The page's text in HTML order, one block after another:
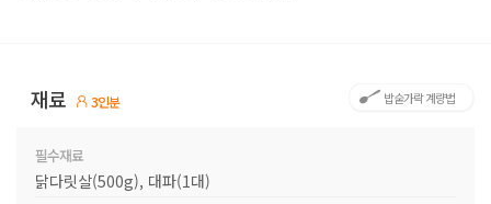
재료 3인분 밥숟가락 계량법
필수재료
닭다릿살(500g), 대파(1대)